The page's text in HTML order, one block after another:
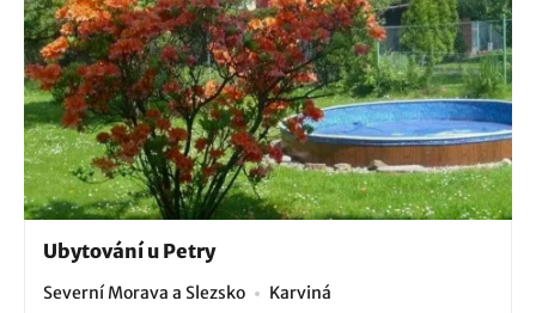
Ubytování u Petry
Severní Morava a Slezsko Karviná